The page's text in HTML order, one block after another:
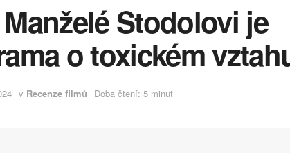
Stodolovi je
o toxickém
v Recenze filmů Doba čtení: 5 minut